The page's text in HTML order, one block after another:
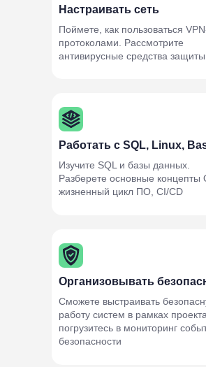
Поймете, как пользоваться
протоколами. Рассмотрите
антивирусные средства защиты
Изучите SQL и базы данных.
Разберете основные концепты
жизненный цикл ПО, CI/CD
Сможете выстраивать
работу систем в рамках проекта,
погрузитесь в мониторинг
безопасности
Настраивать сеть
Работать с SQL, Linux,
Организовывать